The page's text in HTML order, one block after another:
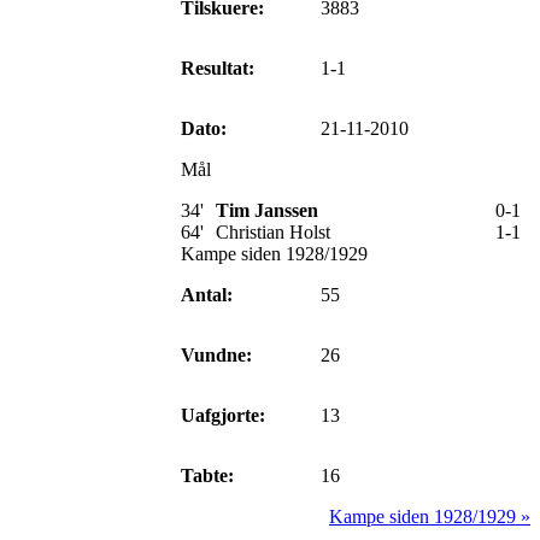
Tilskuere: 3883
Resultat: 1-1
Dato:
21-11-2010
Mål
34' Tim Janssen
0-1
64' Christian Holst
1-1
Kampe siden 1928/1929
Antal:
55
Vundne: 26
Uafgjorte: 13
Tabte:
16
Kampe siden 1928/1929 »